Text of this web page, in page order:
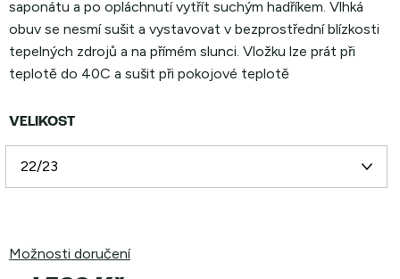
saponátu a po opláchnutí vytřít suchým hadříkem. Vlhká
obuv se nesmí sušit a vystavovat v bezprostřední blízkosti
tepelných zdrojů a na přímém slunci. Vložku lze prát při
teplotě do 40C a sušit při pokojové teplotě
VELIKOST
Možnosti doručení